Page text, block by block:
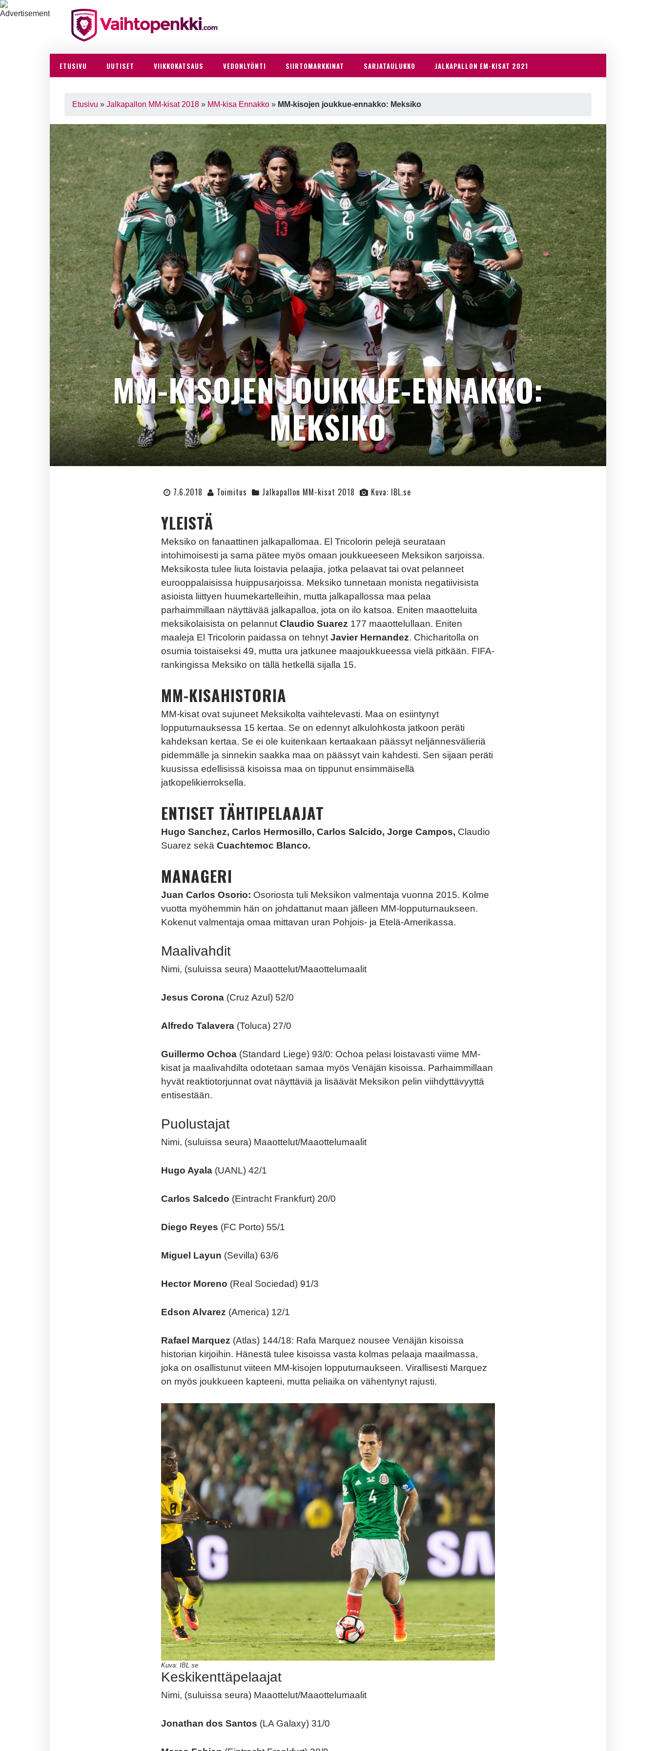
ETUSIVU UUTISET VIIKKOKATSAUS VEDONLYÖNTI SIIRTOMARKKINAT SARJATAULUKKO JALKAPALLON EM-KISAT 2021
Etusivu » Jalkapallon MM-kisat 2018 » MM-kisa Ennakko » MM-kisojen joukkue-ennakko: Meksiko
MM-KISOJEN JOUKKUE-ENNAKKO:
MEKSIKO
7.6.2018 Toimitus Jalkapallon MM-kisat 2018 Kuva: IBL.se
YLEISTÄ
Meksiko on fanaattinen jalkapallomaa. El Tricolorin pelejä seurataan
intohimoisesti ja sama pätee myös omaan joukkueeseen Meksikon sarjoissa.
Meksikosta tulee liuta loistavia pelaajia, jotka pelaavat tai ovat pelanneet
eurooppalaisissa huippusarjoissa. Meksiko tunnetaan monista negatiivisista
asioista liittyen huumekartelleihin, mutta jalkapallossa maa pelaa
parhaimmillaan näyttävää jalkapalloa, jota on ilo katsoa. Eniten maaotteluita
meksikolaisista on pelannut Claudio Suarez 177 maaottelullaan. Eniten
maaleja El Tricolorin paidassa on tehnyt Javier Hernandez. Chicharitolla on
osumia toistaiseksi 49, mutta ura jatkunee maajoukkueessa vielä pitkään. FIFA-
rankingissa Meksiko on tällä hetkellä sijalla 15.
MM-KISAHISTORIA
MM-kisat ovat sujuneet Meksikolta vaihtelevasti. Maa on esiintynyt
lopputurnauksessa 15 kertaa. Se on edennyt alkulohkosta jatkoon peräti
kahdeksan kertaa. Se ei ole kuitenkaan kertaakaan päässyt neljännesvälieriä
pidemmälle ja sinnekin saakka maa on päässyt vain kahdesti. Sen sijaan peräti
kuusissa edellisissä kisoissa maa on tippunut ensimmäisellä
jatkopelikierroksella.
ENTISET TÄHTIPELAAJAT
Hugo Sanchez, Carlos Hermosillo, Carlos Salcido, Jorge Campos, Claudio
Suarez sekä Cuachtemoc Blanco.
MANAGERI
Juan Carlos Osorio: Osoriosta tuli Meksikon valmentaja vuonna 2015. Kolme
vuotta myöhemmin hän on johdattanut maan jälleen MM-lopputurnaukseen.
Kokenut valmentaja omaa mittavan uran Pohjois- ja Etelä-Amerikassa.
Maalivahdit
Nimi, (suluissa seura) Maaottelut/Maaottelumaalit
Jesus Corona (Cruz Azul) 52/0
Alfredo Talavera (Toluca) 27/0
Guillermo Ochoa (Standard Liege) 93/0: Ochoa pelasi loistavasti viime MM-
kisat ja maalivahdilta odotetaan samaa myös Venäjän kisoissa. Parhaimmillaan
hyvät reaktiotorjunnat ovat näyttäviä ja lisäävät Meksikon pelin viihdyttävyyttä
entisestään.
Puolustajat
Nimi, (suluissa seura) Maaottelut/Maaottelumaalit
Hugo Ayala (UANL) 42/1
Carlos Salcedo (Eintracht Frankfurt) 20/0
Diego Reyes (FC Porto) 55/1
Miguel Layun (Sevilla) 63/6
Hector Moreno (Real Sociedad) 91/3
Edson Alvarez (America) 12/1
Rafael Marquez (Atlas) 144/18: Rafa Marquez nousee Venäjän kisoissa
historian kirjoihin. Hänestä tulee kisoissa vasta kolmas pelaaja maailmassa,
joka on osallistunut viiteen MM-kisojen lopputurnaukseen. Virallisesti Marquez
on myös joukkueen kapteeni, mutta peliaika on vähentynyt rajusti.
Kuva: IBL.se
Keskikenttäpelaajat
Nimi, (suluissa seura) Maaottelut/Maaottelumaalit
Jonathan dos Santos (LA Galaxy) 31/0